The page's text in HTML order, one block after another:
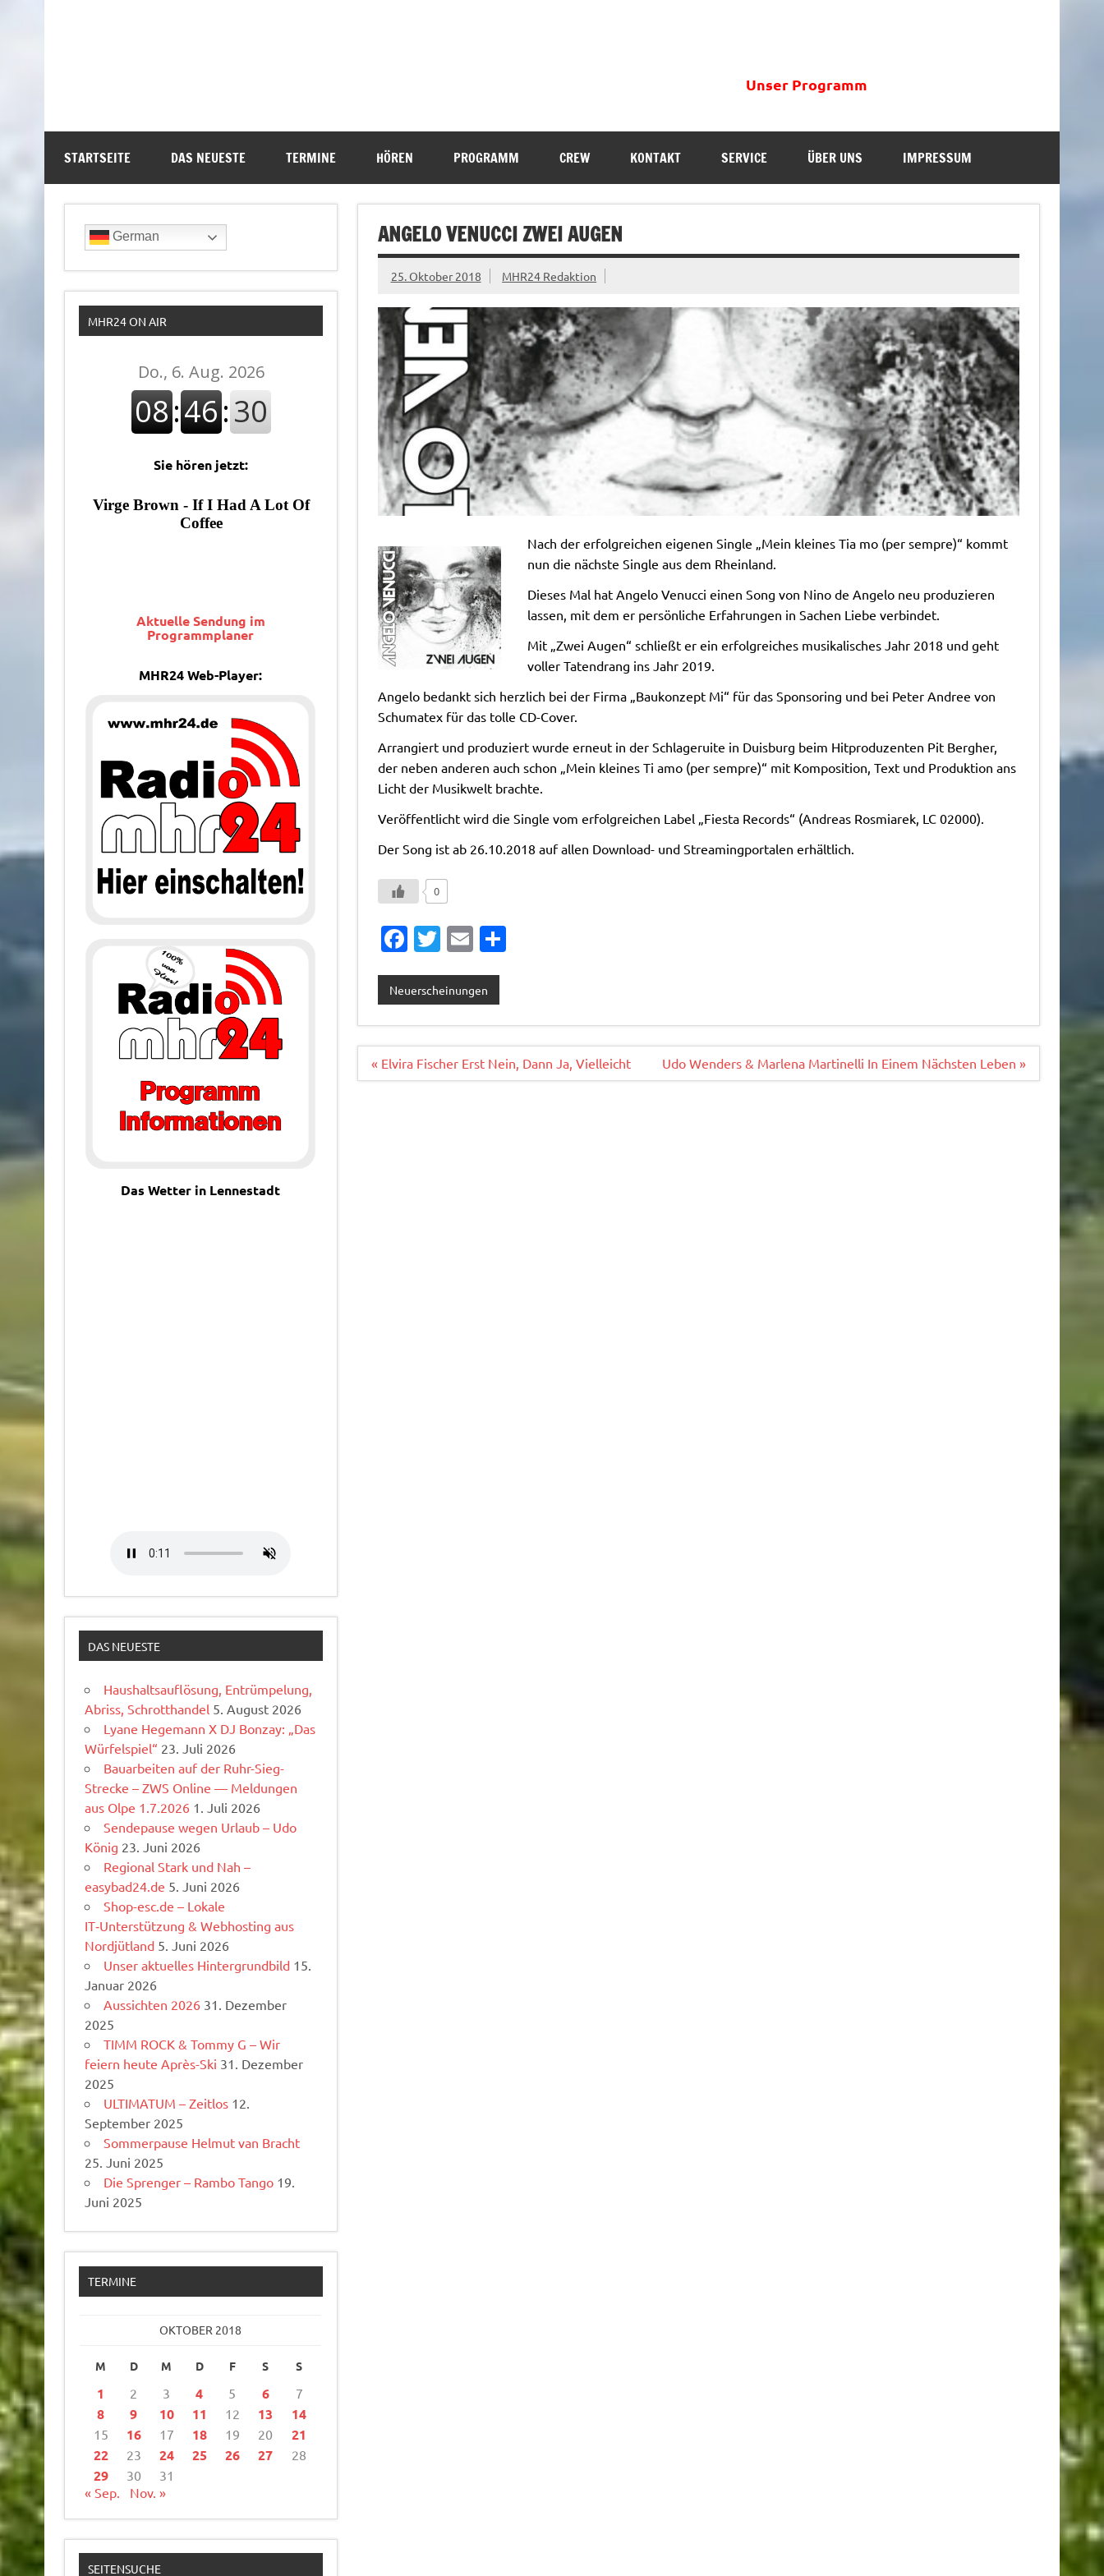
Unser Programm
STARTSEITE DAS NEUESTE TERMINE HÖREN PROGRAMM CREW KONTAKT SERVICE ÜBER UNS IMPRESSUM
ANGELO VENUCCI ZWEI AUGEN
25. Oktober 2018 MHR24 Redaktion
Nach der erfolgreichen eigenen Single „Mein kleines Tia mo (per sempre)“ kommt
nun die nächste Single aus dem Rheinland.
Dieses Mal hat Angelo Venucci einen Song von Nino de Angelo neu produzieren
lassen, mit dem er persönliche Erfahrungen in Sachen Liebe verbindet.
Mit „Zwei Augen“ schließt er ein erfolgreiches musikalisches Jahr 2018 und geht
voller Tatendrang ins Jahr 2019.
Angelo bedankt sich herzlich bei der Firma „Baukonzept Mi“ für das Sponsoring und bei Peter Andree von
Schumatex für das tolle CD-Cover.
Arrangiert und produziert wurde erneut in der Schlageruite in Duisburg beim Hitproduzenten Pit Bergher,
der neben anderen auch schon „Mein kleines Ti amo (per sempre)“ mit Komposition, Text und Produktion ans
Licht der Musikwelt brachte.
Veröffentlicht wird die Single vom erfolgreichen Label „Fiesta Records“ (Andreas Rosmiarek, LC 02000).
Der Song ist ab 26.10.2018 auf allen Download- und Streamingportalen erhältlich.
0
Fa
e
b
o
o
T
it
te
r
E
ai
l
T
n
Neuerscheinungen
Beitragsnavigation
« Elvira Fischer Erst Nein, Dann Ja, Vielleicht Udo Wenders & Marlena Martinelli In Einem Nächsten Leben »
German
MHR24 ON AIR
Sie hören jetzt:
Aktuelle Sendung im
Programmplaner
MHR24 Web-Player:
Das Wetter in Lennestadt
DAS NEUESTE
Haushaltsauflösung, Entrümpelung,
Abriss, Schrotthandel 5. August 2026
Lyane Hegemann X DJ Bonzay: „Das
Würfelspiel“ 23. Juli 2026
Bauarbeiten auf der Ruhr-Sieg-
Strecke – ZWS Online — Meldungen
aus Olpe 1.7.2026 1. Juli 2026
Sendepause wegen Urlaub – Udo
König 23. Juni 2026
Regional Stark und Nah –
easybad24.de 5. Juni 2026
Shop-esc.de – Lokale
IT‑Unterstützung & Webhosting aus
Nordjütland 5. Juni 2026
Unser aktuelles Hintergrundbild 15.
Januar 2026
Aussichten 2026 31. Dezember
2025
TIMM ROCK & Tommy G – Wir
feiern heute Après-Ski 31. Dezember
2025
ULTIMATUM – Zeitlos 12.
September 2025
Sommerpause Helmut van Bracht
25. Juni 2025
Die Sprenger – Rambo Tango 19.
Juni 2025
TERMINE
OKTOBER 2018
M D M D F S S
1 2 3 4 5 6 7
8 9 10 11 12 13 14
15 16 17 18 19 20
21
22
23 24 25 26 27 28
29 30
31
« Sep.
Nov. »
SEITENSUCHE